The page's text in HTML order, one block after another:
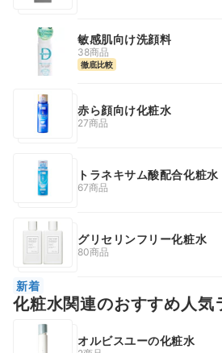
敏感肌向け洗顔料
38商品
徹底比較
赤ら顔向け化粧水
27商品
トラネキサム酸配合化粧水
67商品
グリセリンフリー化粧水
80商品
新着
化粧水関連のおすすめ人気
オルビスユーの化粧水